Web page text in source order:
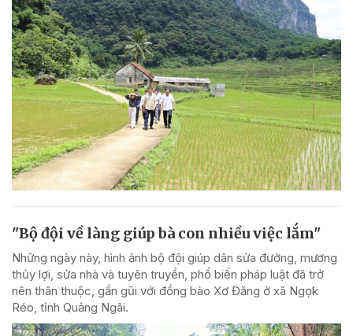
"Bộ đội về làng giúp bà con nhiều việc lắm"
Những ngày này, hình ảnh bộ đội giúp dân sửa đường, mương
thủy lợi, sửa nhà và tuyên truyền, phổ biến pháp luật đã trở
nên thân thuộc, gần gũi với đồng bào Xơ Đăng ở xã Ngọk
Réo, tỉnh Quảng Ngãi.